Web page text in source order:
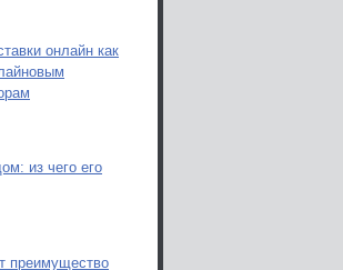
онлайн как
из чего его
преимущество